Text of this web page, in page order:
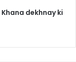
dekhnay ki